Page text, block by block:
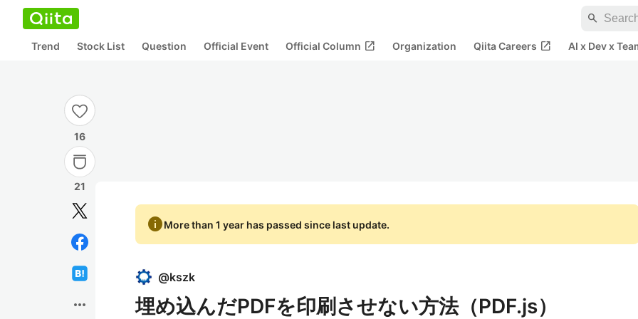
search
Trend Stock List Question Official Event Official Column open_in_new Organization Qiita Careers open_in_new AI x Dev x
16
21
more_horiz
infoMore than 1 year has passed since last update.
@kszk
埋め込んだPDFを印刷させない方法（PDF.js）